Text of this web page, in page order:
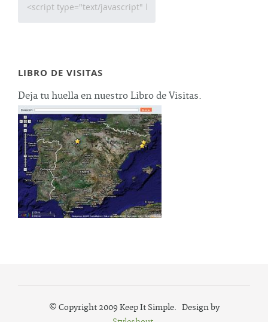
LIBRO DE VISITAS
Deja tu huella en nuestro Libro de Visitas.
© Copyright 2009 Keep It Simple. Design by